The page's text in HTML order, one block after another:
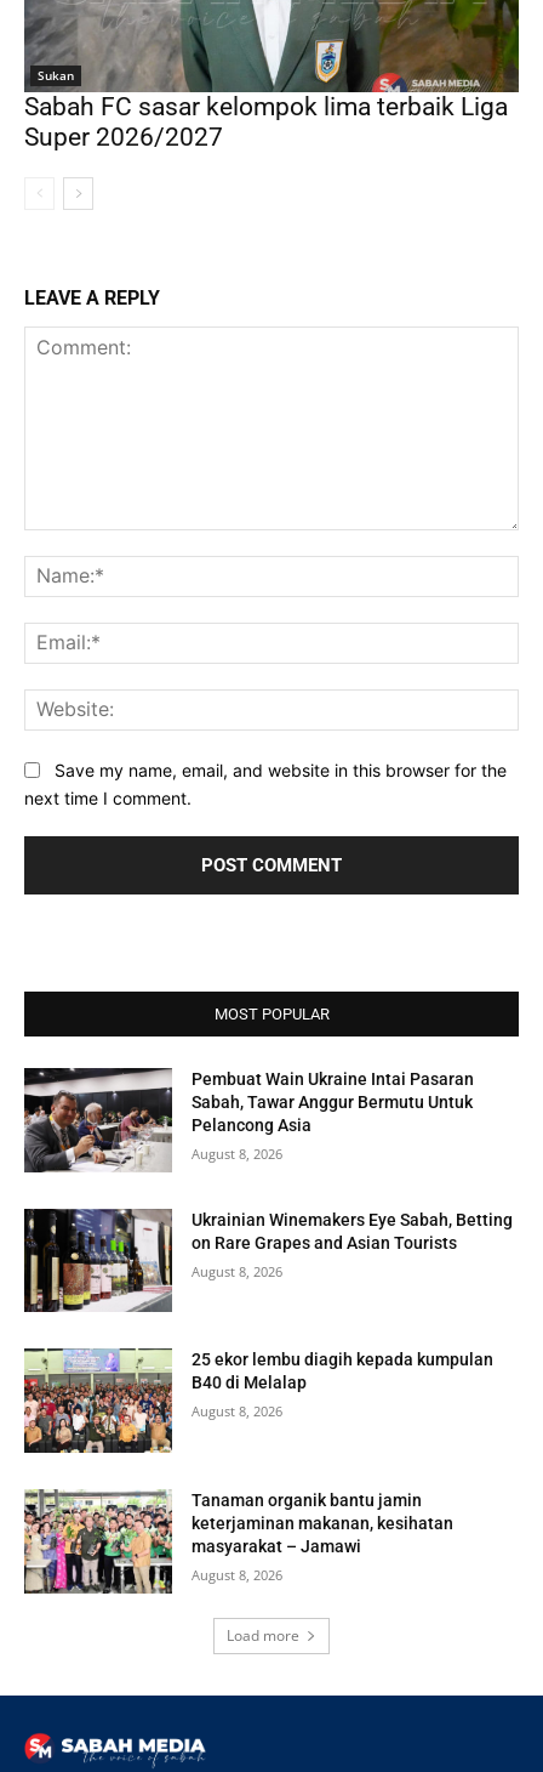
Sukan
Sabah FC sasar kelompok lima terbaik Liga
Super 2026/2027
LEAVE A REPLY
Save my name, email, and website in this browser for the
next time I comment.
MOST POPULAR
Pembuat Wain Ukraine Intai Pasaran
Sabah, Tawar Anggur Bermutu Untuk
Pelancong Asia
August 8, 2026
Ukrainian Winemakers Eye Sabah, Betting
on Rare Grapes and Asian Tourists
August 8, 2026
25 ekor lembu diagih kepada kumpulan
B40 di Melalap
August 8, 2026
Tanaman organik bantu jamin
keterjaminan makanan, kesihatan
masyarakat – Jamawi
August 8, 2026
Load more